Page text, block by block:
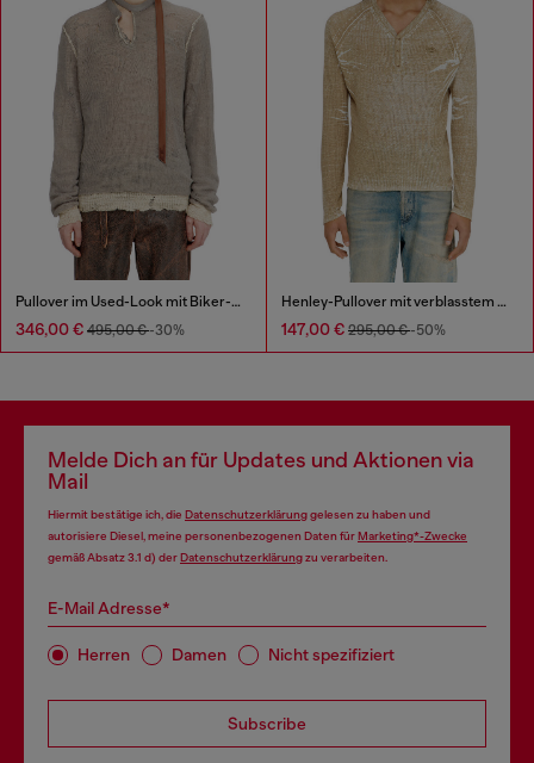
Pullover im Used-Look mit Biker-Halsband
346,00 € 495,00 €-30%
Henley-Pullover mit verblasstem Rückseitendruck
147,00 € 295,00 €-50%
Melde Dich an für Updates und Aktionen via
Mail
Hiermit bestätige ich, die Datenschutzerklärunggelesen zu haben und
autorisiere Diesel, meine personenbezogenen Daten fürMarketing*-Zwecke
gemäß Absatz 3.1 d) derDatenschutzerklärungzu verarbeiten.
E-Mail Adresse*
Herren Damen Nicht spezifiziert
Subscribe